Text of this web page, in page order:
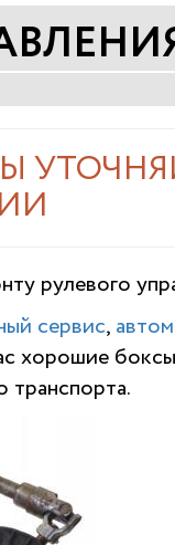
рулевого
сервис,
хорошие
транспорта.